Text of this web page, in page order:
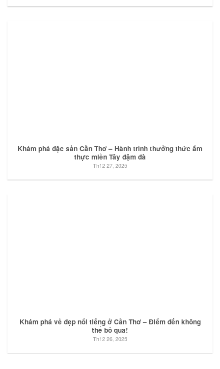
Khám phá đặc sản Cần Thơ – Hành trình thưởng thức ẩm
thực miền Tây đậm đà
Th12 27, 2025
Khám phá vẻ đẹp nổi tiếng ở Cần Thơ – Điểm đến không
thể bỏ qua!
Th12 26, 2025